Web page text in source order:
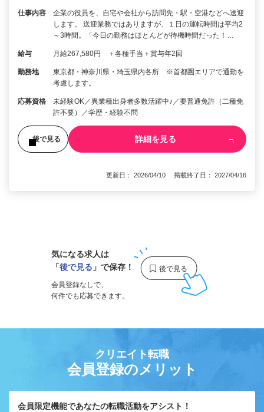
仕事内容
企業の役員を、自宅や会社から訪問先・駅・空港などへ送迎
します。 送迎業務ではありますが、１日の運転時間は平均2
～3時間。「今日の勤務はほとんどが待機時間だった！…
給与 月給267,580円 ＋各種手当＋賞与年2回
勤務地
東京都・神奈川県・埼玉県内各所 ※首都圏エリアで通勤を
考慮します。
応募資格
未経験OK／異業種出身者多数活躍中♪／要普通免許（二種免
許不要）／学歴・経験不問
後で見る 詳細を見る
更新日： 2026/04/10 掲載終了日： 2027/04/16
気になる求人は
「後で見る 」で保存！
会員登録なしで、
何件でも応募できます。
クリエイト転職
会員登録のメリット
会員限定機能であなたの転職活動をアシスト！